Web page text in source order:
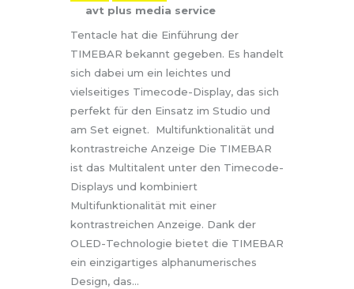
avt plus media service
Tentacle hat die Einführung der
TIMEBAR bekannt gegeben. Es handelt
sich dabei um ein leichtes und
vielseitiges Timecode-Display, das sich
perfekt für den Einsatz im Studio und
am Set eignet. Multifunktionalität und
kontrastreiche Anzeige Die TIMEBAR
ist das Multitalent unter den Timecode-
Displays und kombiniert
Multifunktionalität mit einer
kontrastreichen Anzeige. Dank der
OLED-Technologie bietet die TIMEBAR
ein einzigartiges alphanumerisches
Design, das…